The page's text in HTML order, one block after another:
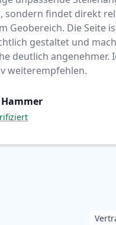
sondern findet direkt
Geobereich. Die Seite
gestaltet und
deutlich angenehmer.
weiterempfehlen.